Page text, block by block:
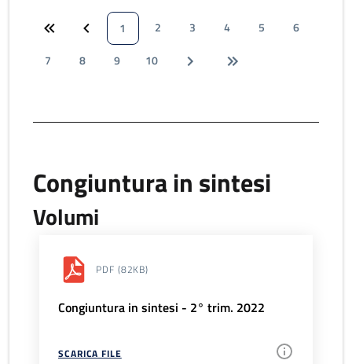
1 2 3 4 5
6
7
8 9 10
Congiuntura in sintesi
Volumi
PDF (82KB)
Congiuntura in sintesi - 2° trim. 2022
SCARICA FILE